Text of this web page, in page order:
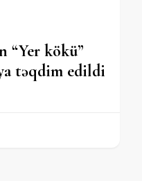
“Yer kökü”
təqdim edildi